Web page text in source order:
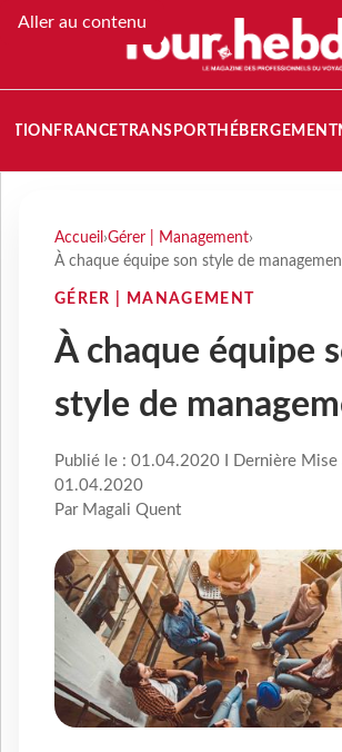
Aller au contenu
FRANCETRANSPORT HÉBERGEMENT
Accueil ›Gérer | Management›
À chaque équipe son style de
GÉRER | MANAGEMENT
À chaque équipe
style de
Publié le : 01.04.2020 I Dernière Mise
01.04.2020
Par Magali Quent